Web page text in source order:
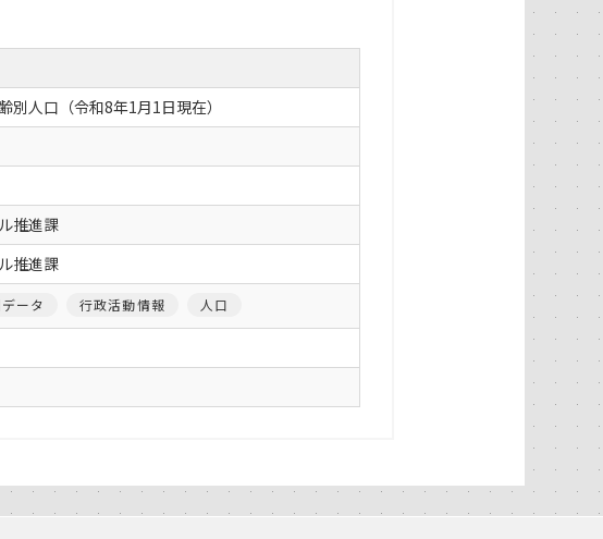
別人口（令和8年1月1日現在）
推進課
推進課
ータ 行政活動情報 人口